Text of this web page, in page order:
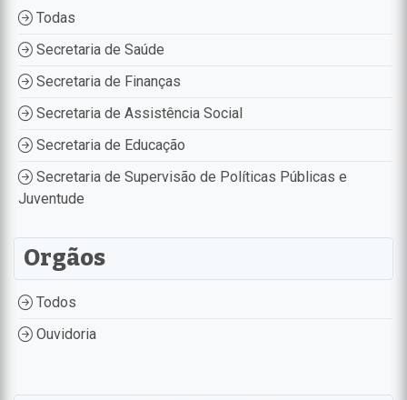
Todas
Secretaria de Saúde
Secretaria de Finanças
Secretaria de Assistência Social
Secretaria de Educação
Secretaria de Supervisão de Políticas Públicas e
Juventude
Orgãos
Todos
Ouvidoria